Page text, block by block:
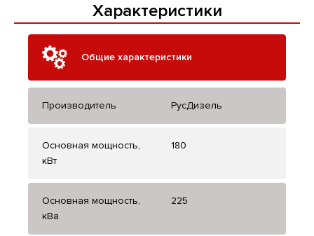
Характеристики
Общие характеристики
Производитель РусДизель
Основная мощность,
кВт
180
Основная мощность,
кВа
225